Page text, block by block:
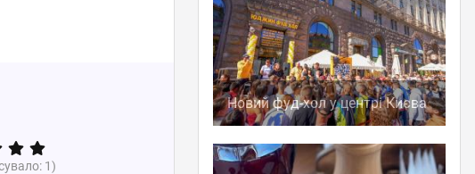
1)
Новий фуд-хол у центрі Києва